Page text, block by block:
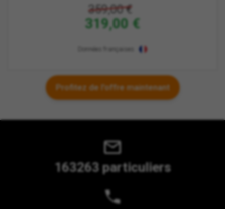
359,00 €
319,00 €
Profitez de l'offre maintenant
163263 particuliers